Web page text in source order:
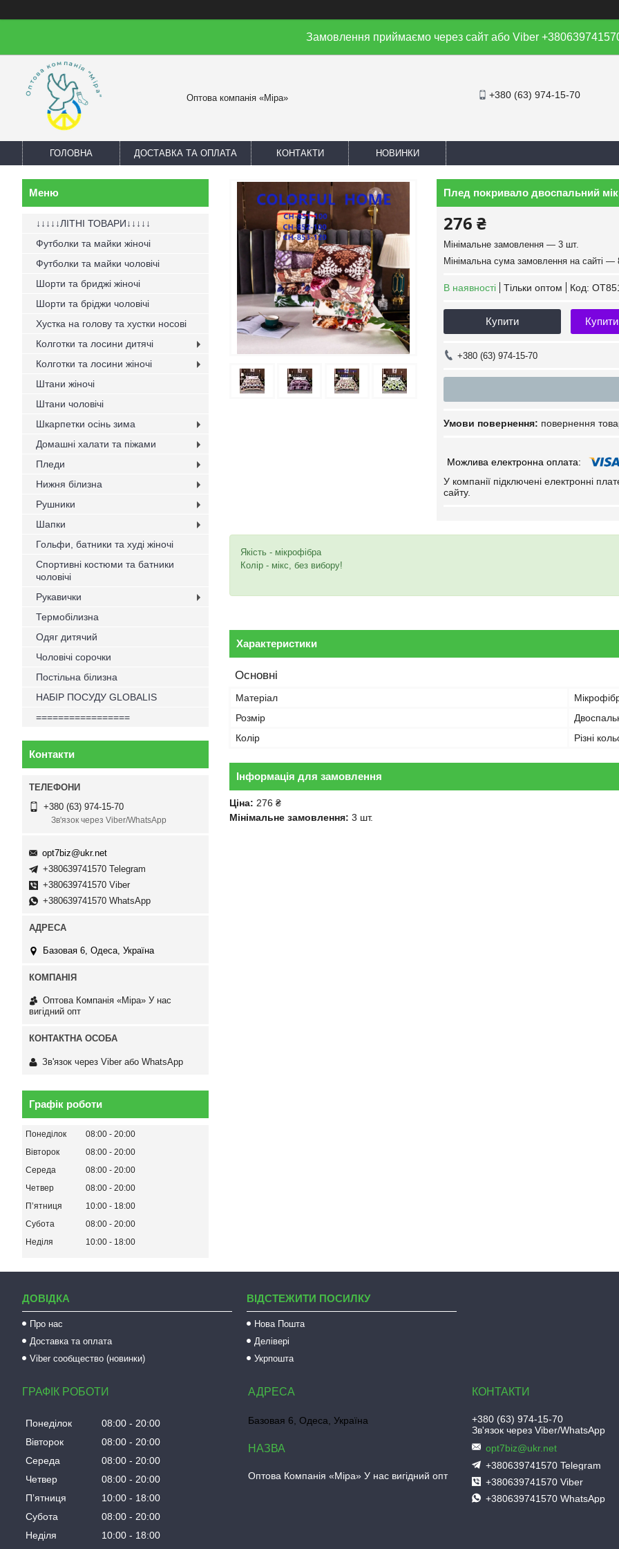
Замовлення приймаємо через сайт або Viber
Оптова компанія «Міра» +380 (63) 974-15-70
ГОЛОВНА ДОСТАВКА ТА ОПЛАТА КОНТАКТИ НОВИНКИ
Плед покривало двоспальний
276 ₴
Мінімальне замовлення — 3 шт.
Мінімальна сума замовлення на сайті —
В наявності Тільки оптом Код:
Купити
+380 (63) 974-15-70
повернення
У компанії підключені електронні
сайту.
Якість - мікрофібра
Колір - мікс, без вибору!
Характеристики
Основні
Матеріал
Розмір
Колір
Різні
Інформація для замовлення
Ціна: 276 ₴
Мінімальне замовлення: 3 шт.
↓↓↓↓↓ЛІТНІ ТОВАРИ↓↓↓↓↓
Футболки та майки жіночі
Футболки та майки чоловічі
Шорти та бриджі жіночі
Шорти та бріджи чоловічі
Хустка на голову та хустки носові
Колготки та лосини дитячі
Колготки та лосини жіночі
Штани жіночі
Штани чоловічі
Шкарпетки осінь зима
Домашні халати та піжами
Пледи
Нижня білизна
Рушники
Шапки
Гольфи, батники та худі жіночі
Спортивні костюми та батники
чоловічі
Рукавички
Термобілизна
Одяг дитячий
Чоловічі сорочки
Постільна білизна
НАБІР ПОСУДУ GLOBALIS
=================
Контакти
+380 (63) 974-15-70
Зв'язок через Viber/WhatsApp
opt7biz@ukr.net
+380639741570 Telegram
+380639741570 Viber
+380639741570 WhatsApp
Базовая 6, Одеса, Україна
Оптова Компанія «Міра» У нас
вигідний опт
Зв'язок через Viber або WhatsApp
Графік роботи
Понеділок 08:00
20:00
Вівторок
08:00
20:00
Середа
08:00
20:00
Четвер
08:00
20:00
Пʼятниця
10:00
18:00
Субота
08:00
20:00
Неділя
10:00 18:00
ДОВІДКА
Про нас
Доставка та оплата
Viber сообщество (новинки)
ВІДСТЕЖИТИ ПОСИЛКУ
Нова Пошта
Делівері
Укрпошта
ГРАФІК РОБОТИ
Понеділок 08:00
20:00
Вівторок
08:00
20:00
Середа
08:00
20:00
Четвер
08:00
20:00
Пʼятниця
10:00
18:00
Субота
08:00
20:00
Неділя
10:00 18:00
Базовая 6, Одеса, Україна
Оптова Компанія «Міра» У нас вигідний опт
+380 (63) 974-15-70
Зв'язок через Viber/WhatsApp
opt7biz@ukr.net
+380639741570 Telegram
+380639741570 Viber
+380639741570 WhatsApp